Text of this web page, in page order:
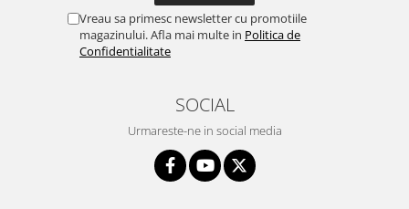
Vreau sa primesc newsletter cu promotiile
magazinului. Afla mai multe in Politica de
Confidentialitate
SOCIAL
Urmareste-ne in social media